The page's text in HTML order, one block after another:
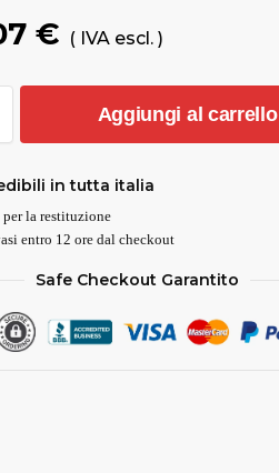
€ ( IVA escl. )
Aggiungi al carrello
in tutta italia
la restituzione
entro 12 ore dal checkout
Safe Checkout Garantito